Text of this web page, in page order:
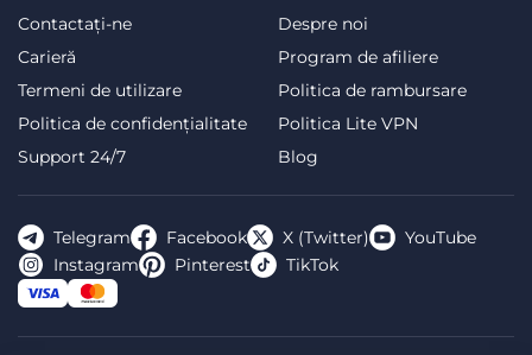
Contactați-ne
Despre noi
Carieră
Program de afiliere
Termeni de utilizare
Politica de rambursare
Politica de confidențialitate
Politica Lite VPN
Support 24/7
Blog
Telegram Facebook X (Twitter)
YouTube
Instagram
Pinterest TikTok